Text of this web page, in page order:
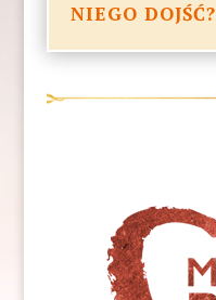
NIEGO DOJŚĆ?